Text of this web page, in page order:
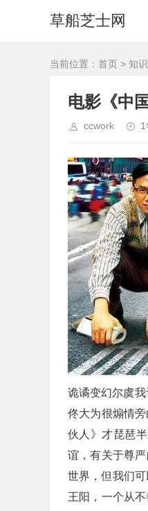
草船芝士网
当前位置： 首页 > 知
电影《中
ccwork
诡谲变幻尔虞
佟大为很煽情
伙人》才琵琶
谊，有关于尊
世界，但我们
王阳，一个从